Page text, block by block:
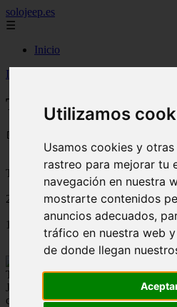
Utilizamos
Usamos cookies y
rastreo para mejorar tu
navegación en nuestra
mostrarte contenidos
anuncios adecuados,
tráfico en nuestra web
de donde llegan
solojeep.es
☰
Inicio
Inicio
Toyota presenta al
📅 11/08/2025
Tutoriales para el Auto
2012-05-15
1858
Toyota ha presentado su nuevo
Japonés con el nombre de Pixis
controlada Daihatsu.